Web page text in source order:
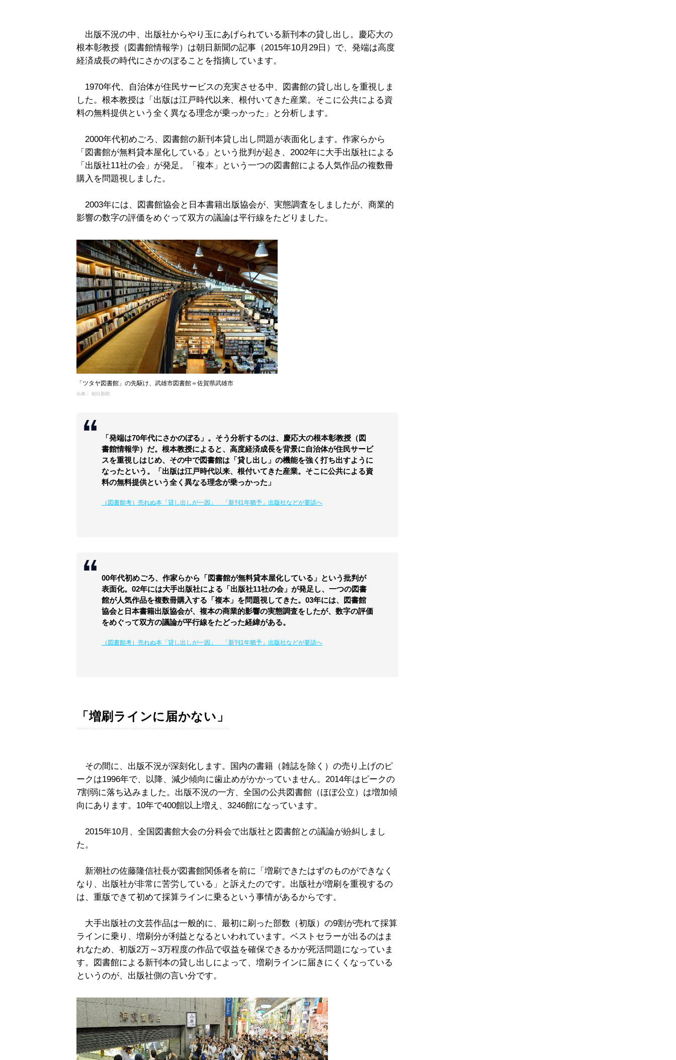
出版不況の中、出版社からやり玉にあげられている新刊本の貸し出し。慶応大の
根本彰教授（図書館情報学）は朝日新聞の記事（2015年10月29日）で、発端は高度
経済成長の時代にさかのぼることを指摘しています。
1970年代、自治体が住民サービスの充実させる中、図書館の貸し出しを重視しま
した。根本教授は「出版は江戸時代以来、根付いてきた産業。そこに公共による資
料の無料提供という全く異なる理念が乗っかった」と分析します。
2000年代初めごろ、図書館の新刊本貸し出し問題が表面化します。作家らから
「図書館が無料貸本屋化している」という批判が起き、2002年に大手出版社による
「出版社11社の会」が発足。「複本」という一つの図書館による人気作品の複数冊
購入を問題視しました。
2003年には、図書館協会と日本書籍出版協会が、実態調査をしましたが、商業的
影響の数字の評価をめぐって双方の議論は平行線をたどりました。
「ツタヤ図書館」の先駆け、武雄市図書館＝佐賀県武雄市
出典： 朝日新聞
「発端は70年代にさかのぼる」。そう分析するのは、慶応大の根本彰教授（図
書館情報学）だ。根本教授によると、高度経済成長を背景に自治体が住民サービ
スを重視しはじめ、その中で図書館は「貸し出し」の機能を強く打ち出すように
なったという。「出版は江戸時代以来、根付いてきた産業。そこに公共による資
料の無料提供という全く異なる理念が乗っかった」
（図書館考）売れぬ本「貸し出しが一因」 「新刊1年猶予」出版社などが要請へ
00年代初めごろ、作家らから「図書館が無料貸本屋化している」という批判が
表面化。02年には大手出版社による「出版社11社の会」が発足し、一つの図書
館が人気作品を複数冊購入する「複本」を問題視してきた。03年には、図書館
協会と日本書籍出版協会が、複本の商業的影響の実態調査をしたが、数字の評価
をめぐって双方の議論が平行線をたどった経緯がある。
（図書館考）売れぬ本「貸し出しが一因」 「新刊1年猶予」出版社などが要請へ
「増刷ラインに届かない」
その間に、出版不況が深刻化します。国内の書籍（雑誌を除く）の売り上げのピ
ークは1996年で、以降、減少傾向に歯止めがかかっていません。2014年はピークの
7割弱に落ち込みました。出版不況の一方、全国の公共図書館（ほぼ公立）は増加傾
向にあります。10年で400館以上増え、3246館になっています。
2015年10月、全国図書館大会の分科会で出版社と図書館との議論が紛糾しまし
た。
新潮社の佐藤隆信社長が図書館関係者を前に「増刷できたはずのものができなく
なり、出版社が非常に苦労している」と訴えたのです。出版社が増刷を重視するの
は、重版できて初めて採算ラインに乗るという事情があるからです。
大手出版社の文芸作品は一般的に、最初に刷った部数（初版）の9割が売れて採算
ラインに乗り、増刷分が利益となるといわれています。ベストセラーが出るのはま
れなため、初版2万～3万程度の作品で収益を確保できるかが死活問題になっていま
す。図書館による新刊本の貸し出しによって、増刷ラインに届きにくくなっている
というのが、出版社側の言い分です。